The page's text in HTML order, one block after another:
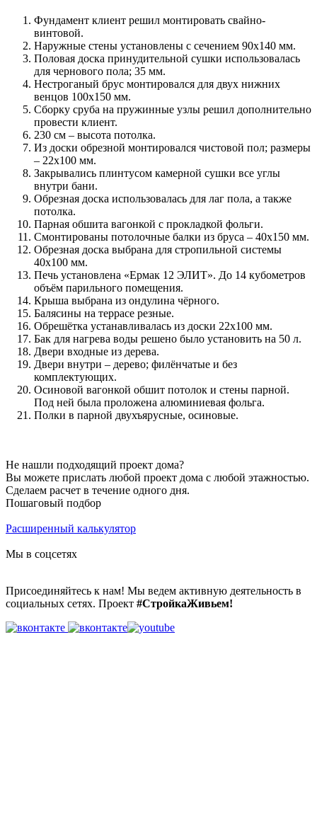
Фундамент клиент решил монтировать свайно-
винтовой.
Наружные стены установлены с сечением 90х140 мм.
Половая доска принудительной сушки использовалась
для чернового пола; 35 мм.
Нестроганый брус монтировался для двух нижних
венцов 100х150 мм.
Сборку сруба на пружинные узлы решил дополнительно
провести клиент.
230 см – высота потолка.
Из доски обрезной монтировался чистовой пол; размеры
– 22х100 мм.
Закрывались плинтусом камерной сушки все углы
внутри бани.
Обрезная доска использовалась для лаг пола, а также
потолка.
Парная обшита вагонкой с прокладкой фольги.
Смонтированы потолочные балки из бруса – 40х150 мм.
Обрезная доска выбрана для стропильной системы
40х100 мм.
Печь установлена «Ермак 12 ЭЛИТ». До 14 кубометров
объём парильного помещения.
Крыша выбрана из ондулина чёрного.
Балясины на террасе резные.
Обрешётка устанавливалась из доски 22х100 мм.
Бак для нагрева воды решено было установить на 50 л.
Двери входные из дерева.
Двери внутри – дерево; филёнчатые и без
комплектующих.
Осиновой вагонкой обшит потолок и стены парной.
Под ней была проложена алюминиевая фольга.
Полки в парной двухъярусные, осиновые.
Не нашли подходящий проект дома?
Вы можете прислать любой проект дома с любой этажностью.
Сделаем расчет в течение одного дня.
Пошаговый подбор
Расширенный калькулятор
Мы в соцсетях
Присоединяйтесь к нам! Мы ведем активную деятельность в
социальных сетях. Проект #СтройкаЖивьем!